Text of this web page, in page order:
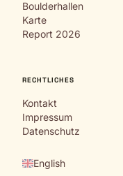
Boulderhallen
Karte
Report 2026
RECHTLICHES
Kontakt
Impressum
Datenschutz
English